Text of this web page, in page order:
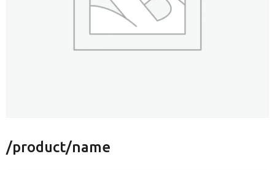
/product/name